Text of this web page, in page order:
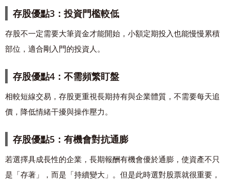
存股優點3：投資門檻較低
存股不一定需要大筆資金才能開始，小額定期投入也能慢慢累積
部位，適合剛入門的投資人。
存股優點4：不需頻繁盯盤
相較短線交易，存股更重視長期持有與企業體質，不需要每天追
價，降低情緒干擾與操作壓力。
存股優點5：有機會對抗通膨
若選擇具成長性的企業，長期報酬有機會優於通膨，使資產不只
是「存著」，而是「持續變大」。但是此時選對股票就很重要，